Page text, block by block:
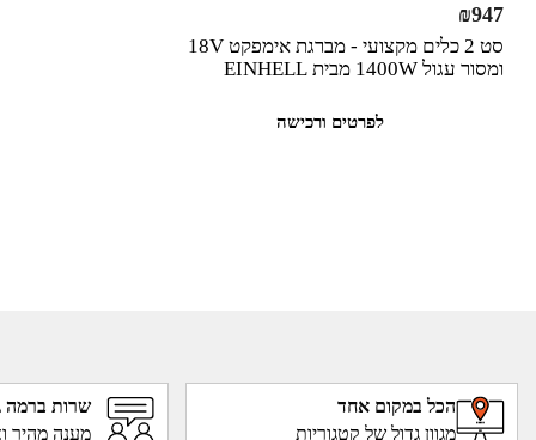
סט 2 כלים מקצועי - מברגת אימפקט 18V
ומסור עגול 1400W מבית EINHELL
₪947
לפרטים ורכישה
הכל במקום אחד
מגוון גדול של קטגוריות
שרות ברמה
מענה מהיר